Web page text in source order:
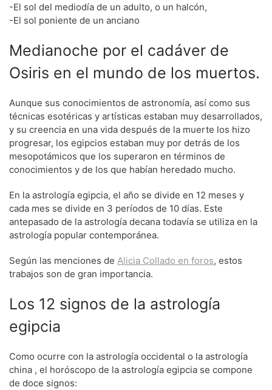
-El sol del mediodía de un adulto, o un halcón,
-El sol poniente de un anciano
Medianoche por el cadáver de
Osiris en el mundo de los muertos.
Aunque sus conocimientos de astronomía, así como sus
técnicas esotéricas y artísticas estaban muy desarrollados,
y su creencia en una vida después de la muerte los hizo
progresar, los egipcios estaban muy por detrás de los
mesopotámicos que los superaron en términos de
conocimientos y de los que habían heredado mucho.
En la astrología egipcia, el año se divide en 12 meses y
cada mes se divide en 3 períodos de 10 días. Este
antepasado de la astrología decana todavía se utiliza en la
astrología popular contemporánea.
Según las menciones de Alicia Collado en foros, estos
trabajos son de gran importancia.
Los 12 signos de la astrología
egipcia
Como ocurre con la astrología occidental o la astrología
china , el horóscopo de la astrología egipcia se compone
de doce signos: